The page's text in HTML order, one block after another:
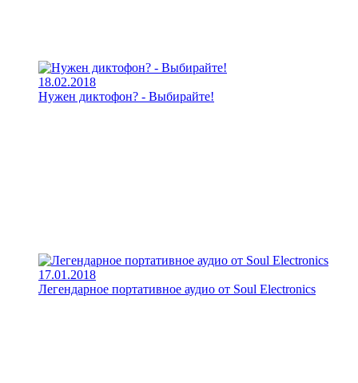
18.02.2018
Нужен диктофон? - Выбирайте!
17.01.2018
Легендарное портативное аудио от Soul Electronics